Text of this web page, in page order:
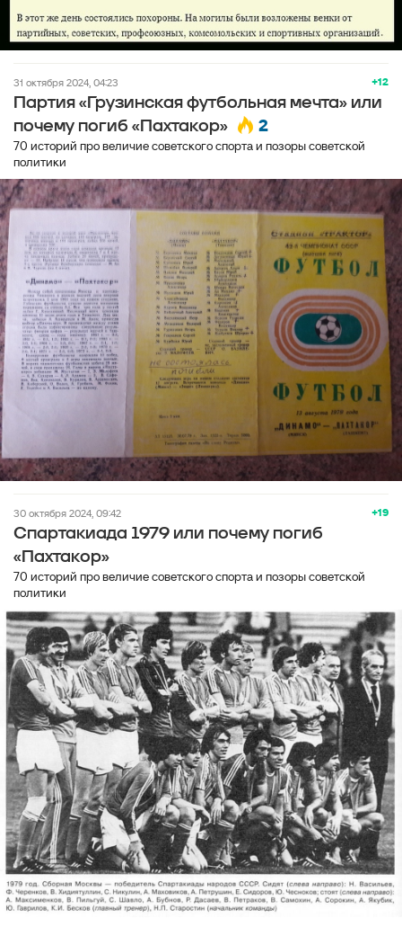
+12
31 октября 2024, 04:23
Партия «Грузинская футбольная мечта» или
почему погиб «Пахтакор»
2
70 историй про величие советского спорта и позоры советской
политики
+19
30 октября 2024, 09:42
Спартакиада 1979 или почему погиб
«Пахтакор»
70 историй про величие советского спорта и позоры советской
политики